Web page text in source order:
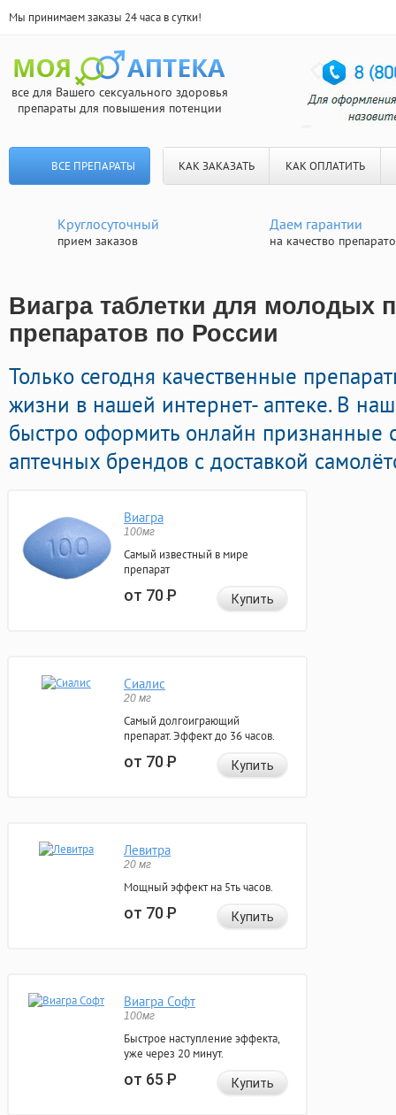
Мы принимаем заказы 24 часа в сутки!
все для Вашего сексуального здоровья
препараты для повышения потенции
ВСЕ ПРЕПАРАТЫ КАК ЗАКАЗАТЬ КАК ОПЛАТИТЬ
Круглосуточный
прием заказов
Даем гарантии
на качество
Виагра таблетки для молодых
препаратов по России
Только сегодня качественные
жизни в нашей интернет- аптеке. В
быстро оформить онлайн признанные
аптечных брендов с доставкой
Виагра
100мг
Самый известный в мире
препарат
от 70Р Купить
Сиалис
20 мг
Самый долгоиграющий
препарат. Эффект до 36 часов.
от 70Р Купить
Левитра
20 мг
Мощный эффект на 5ть часов.
от 70Р Купить
Виагра Софт
100мг
Быстрое наступление эффекта,
уже через 20 минут.
от 65Р Купить